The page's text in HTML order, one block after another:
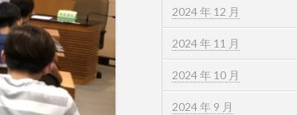
2024 年 12 月
2024 年 11 月
2024 年 10 月
2024 年 9 月